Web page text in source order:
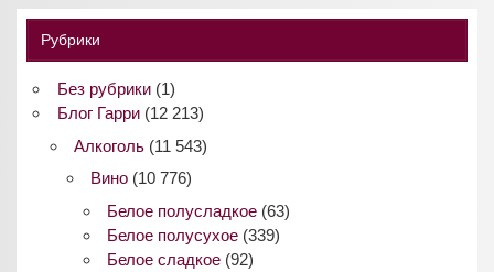
Рубрики
Без рубрики(1)
Блог Гарри(12 213)
Алкоголь(11 543)
Вино(10 776)
Белое полусладкое (63)
Белое полусухое (339)
Белое сладкое (92)